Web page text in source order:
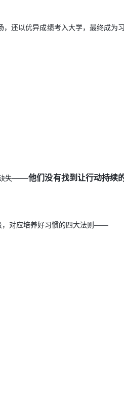
还以优异成绩考入大学，最终成为
失——他们没有找到让行动持续
，对应培养好习惯的四大法则——